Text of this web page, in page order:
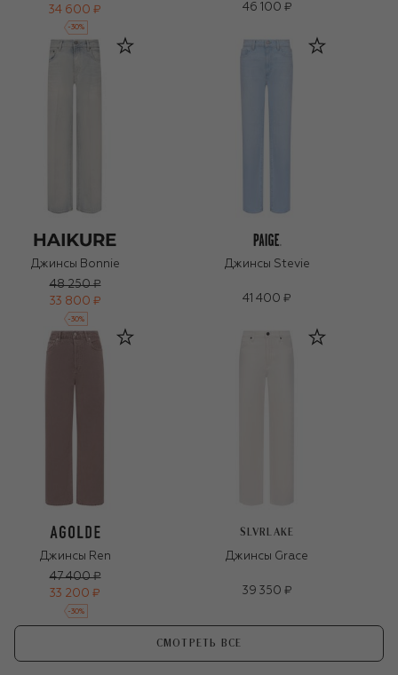
34 600 ₽
-30%
46 100 ₽
Джинсы Bonnie
48 250 ₽
33 800 ₽
-30%
Джинсы Stevie
41 400 ₽
Джинсы Ren
47 400 ₽
33 200 ₽
-30%
SLVRLAKE
Джинсы Grace
39 350 ₽
СМОТРЕТЬ ВСЕ